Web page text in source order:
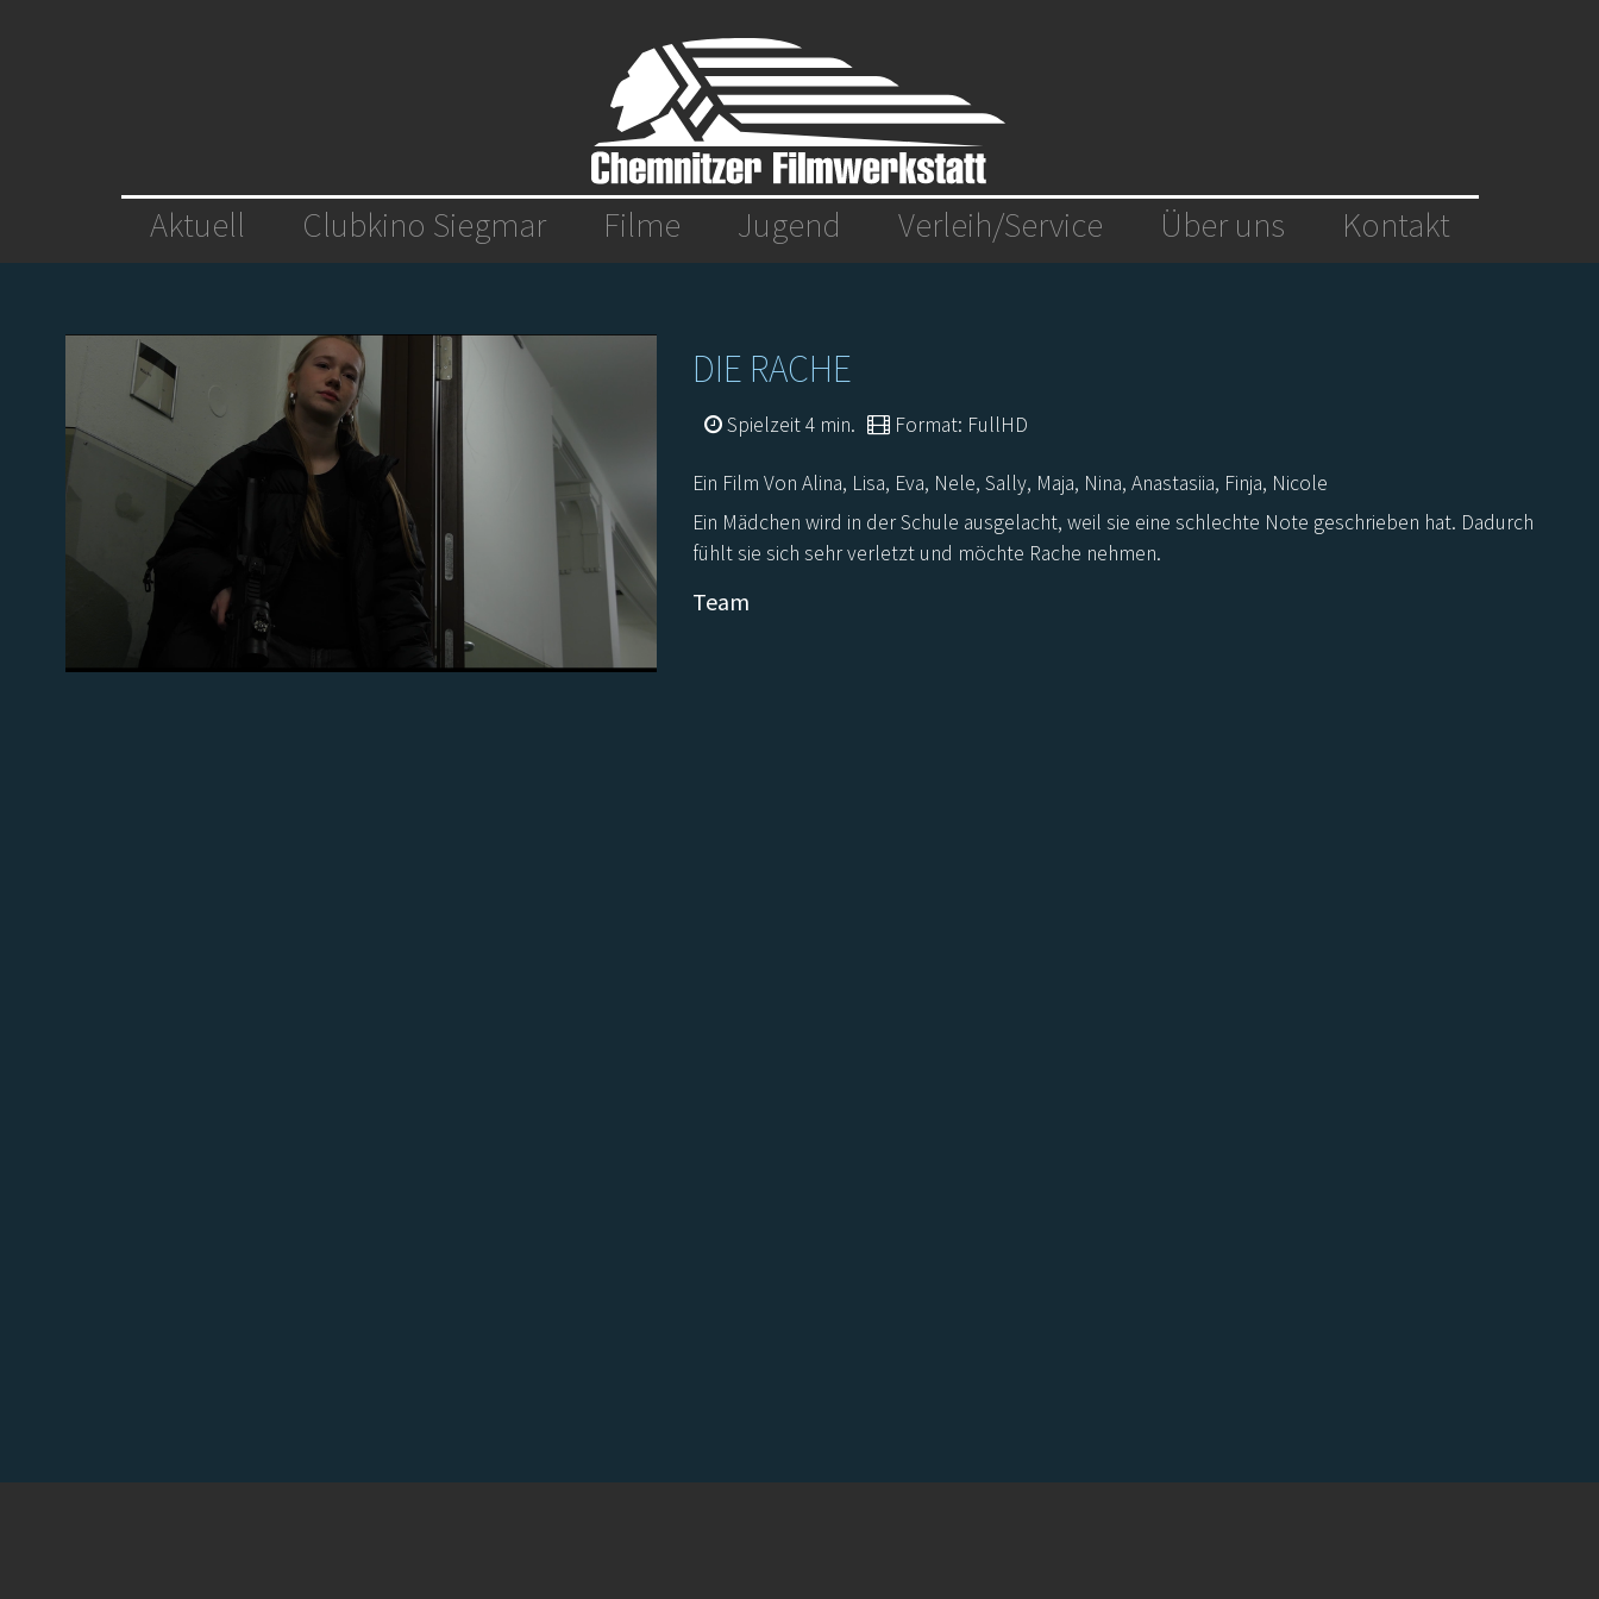
Aktuell Clubkino Siegmar Filme Jugend Verleih/Service Über uns Kontakt
DIE RACHE
Spielzeit 4 min. Format: FullHD
Ein Film Von Alina, Lisa, Eva, Nele, Sally, Maja, Nina, Anastasiia, Finja, Nicole
Ein Mädchen wird in der Schule ausgelacht, weil sie eine schlechte Note geschrieben hat. Dadurch
fühlt sie sich sehr verletzt und möchte Rache nehmen.
Team